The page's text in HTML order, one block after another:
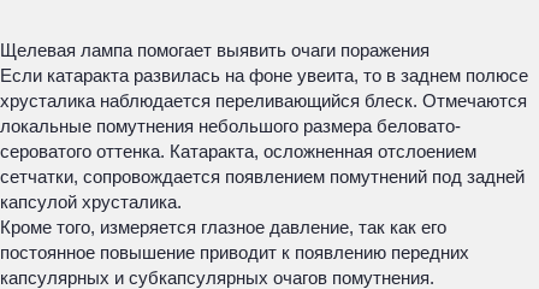
Щелевая лампа помогает выявить очаги поражения
Если катаракта развилась на фоне увеита, то в заднем полюсе
хрусталика наблюдается переливающийся блеск. Отмечаются
локальные помутнения небольшого размера беловато-
сероватого оттенка. Катаракта, осложненная отслоением
сетчатки, сопровождается появлением помутнений под задней
капсулой хрусталика.
Кроме того, измеряется глазное давление, так как его
постоянное повышение приводит к появлению передних
капсулярных и субкапсулярных очагов помутнения.